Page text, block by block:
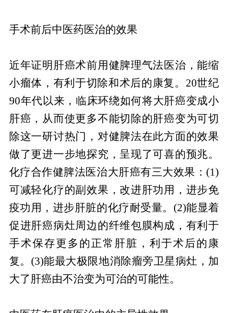
手术前后中医药医治的效果
近年证明肝癌术前用健脾理气法医治，能缩
小瘤体，有利于切除和术后的康复。20世纪
90年代以来，临床环绕如何将大肝癌变成小
肝癌，从而使更多不能切除的肝癌变为可切
除这一研讨热门，对健脾法在此方面的效果
做了更进一步地探究，呈现了可喜的预兆。
化疗合作健脾法医治大肝癌有三大效果：(1)
可减轻化疗的副效果，改进肝功用，进步免
疫功用，进步肝脏的化疗耐受量。(2)能显着
促进肝癌病灶周边的纤维包膜构成，有利于
手术保存更多的正常肝脏，利于术后的康
复。(3)能最大极限地消除瘤旁卫星病灶，加
大了肝癌由不治变为可治的可能性。